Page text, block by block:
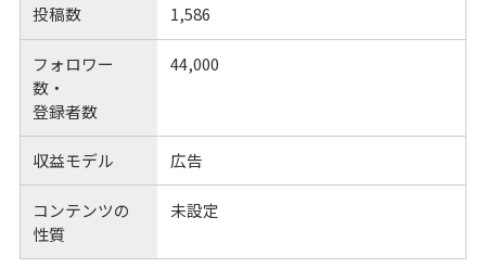
投稿数 1,586
フォロワー
数・
登録者数
44,000
収益モデル 広告
コンテンツの
性質
未設定